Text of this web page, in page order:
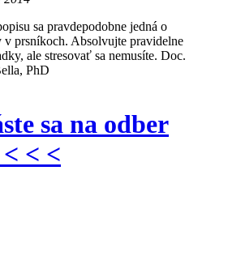
sa pravdepodobne jedná o
v prsníkoch. Absolvujte pravidelne
ale stresovať sa nemusíte. Doc.
PhD
sa na odber
< <